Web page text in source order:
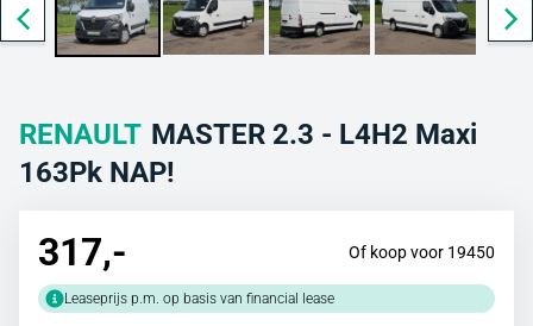
RENAULT MASTER 2.3 - L4H2 Maxi
163Pk NAP!
317,- Of koop voor 19450
Leaseprijs p.m. op basis van financial lease